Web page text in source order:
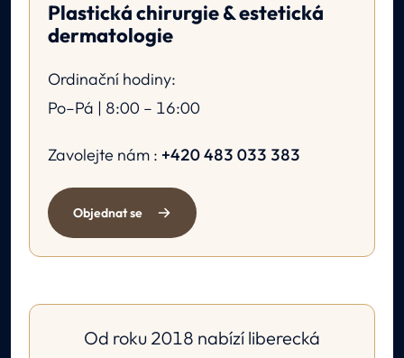
Plastická chirurgie & estetická
dermatologie
Ordinační hodiny:
Po–Pá | 8:00 – 16:00
Zavolejte nám : +420 483 033 383
Objednat se
Od roku 2018 nabízí liberecká